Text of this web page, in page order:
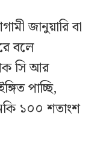
জানুয়ারি বা
বলে
সি আর
পাচ্ছি,
১০০ শতাংশ